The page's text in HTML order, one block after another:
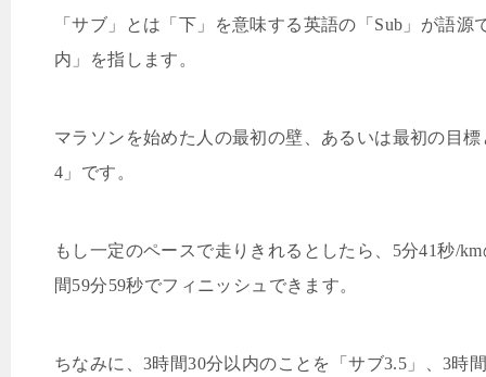
「サブ」とは「下」を意味する英語の「Sub 」が語源
内」を指します。
マラソンを始めた人の最初の壁、あるいは最初の目
4 」です。
もし一定のペースで走りきれるとしたら、 5分41秒/km
間59分59秒でフィニッシュできます。
ちなみに、 3時間30分以内のことを「サブ3.5 」、3時